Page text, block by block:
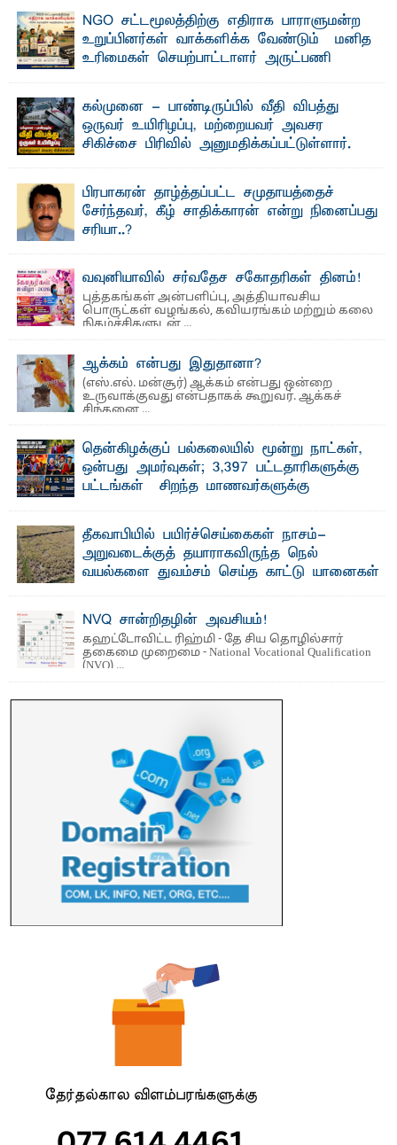
பேராசிரியர் எம். எம். பாஸில்
தெ ன்கிழக்குப் பல்கலைக்கழகத்தின் கலை மற்றும் கலாசார
பீடத்தின் புவியியல் துறையினால் ...
NGO சட்டமூலத்திற்கு எதிராக பாராளுமன்ற
உறுப்பினர்கள் வாக்களிக்க வேண்டும் – மனித
உரிமைகள் செயற்பாட்டாளர் அருட்பணி
ஜே. எப். காமிலா பேகம்- இ லங்கை அரசாங்கம் அரசுசாரா
அமைப்புகள் (NGO) தொடர்பான புதிய சட்டமூலத்தை ...
கல்முனை - பாண்டிருப்பில் வீதி விபத்து
ஒருவர் உயிரிழப்பு, மற்றையவர் அவசர
சிகிச்சை பிரிவில் அனுமதிக்கப்பட்டுள்ளார்.
பாண்டிருப்பு ...பிரபாகரன் தாழ்த்தப்பட்ட சமுதாயத்தைச்
சேர்ந்தவர், கீழ் சாதிக்காரன் என்று நினைப்பது
சரியா..?
வவுனியாவில் சர்வதேச சகோதரிகள் தினம்!
புத்தகங்கள் அன்பளிப்பு, அத்தியாவசிய
பொருட்கள் வழங்கல், கவியரங்கம் மற்றும் கலை
நிகழ்ச்சிகளுடன் ...
ஆக்கம் என்பது இதுதானா?
(எஸ்.எல். மன்சூர்) ஆக்கம் என்பது ஒன்றை
உருவாக்குவது என்பதாகக் கூறுவர். ஆக்கச்
சிந்தனை ...
தென்கிழக்குப் பல்கலையில் மூன்று நாட்கள்,
ஒன்பது அமர்வுகள்; 3,397 பட்டதாரிகளுக்கு
பட்டங்கள் – சிறந்த மாணவர்களுக்கு
மற்றும் சிறப்புப் பரிசுகள்
எம்.வை. அமீர்- ஒ லுவிலில் அமைந்துள்ள தென்கிழக்குப்
பல்கலைக்கழகத்தின் 18ஆவது பொதுப் பட்டமளிப்பு விழா ...
தீகவாபியில் பயிர்ச்செய்கைகள் நாசம்-
அறுவடைக்குத் தயாராகவிருந்த நெல்
வயல்களை துவம்சம் செய்த காட்டு யானைகள்
காணப்பட்ட பல ...NVQ சான்றிதழின் அவசியம்!
கஹட்டோவிட்ட ரிஹ்மி - தே சிய தொழில்சார்
தகைமை முறைமை - National Vocational Qualification
(NVQ) ...